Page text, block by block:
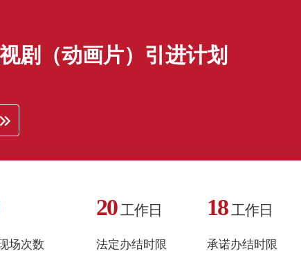
剧（动画片）引进计划
场次数
20工作日
法定办结时限
18工作日
承诺办结时限